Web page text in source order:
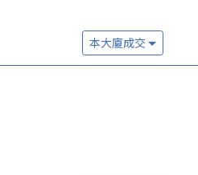
本大廈成交